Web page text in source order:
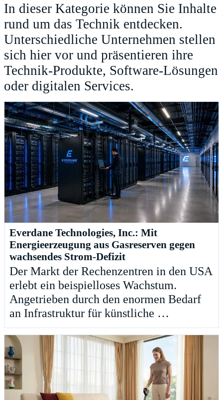
In dieser Kategorie können Sie Inhalte
rund um das Technik entdecken.
Unterschiedliche Unternehmen stellen
sich hier vor und präsentieren ihre
Technik-Produkte, Software-Lösungen
oder digitalen Services.
Everdane Technologies, Inc.: Mit
Energieerzeugung aus Gasreserven gegen
wachsendes Strom-Defizit
Der Markt der Rechenzentren in den USA
erlebt ein beispielloses Wachstum.
Angetrieben durch den enormen Bedarf
an Infrastruktur für künstliche …